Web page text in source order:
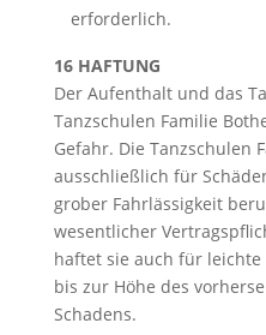
erforderlich.
16 HAFTUNG
Der Aufenthalt und das
Tanzschulen Familie
Gefahr. Die Tanzschulen
ausschließlich für
grober Fahrlässigkeit
wesentlicher
haftet sie auch für
bis zur Höhe des
Schadens.